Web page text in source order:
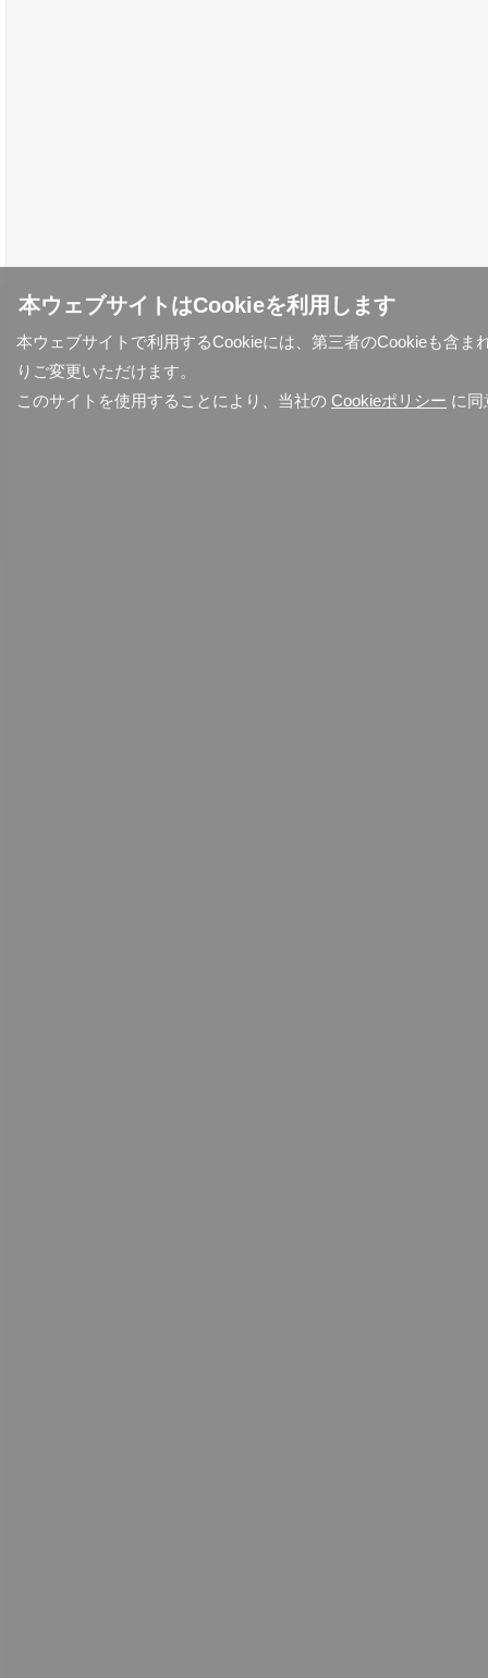
本ウェブサイトはCookieを利用します
本ウェブサイトで利用するCookieには、第三者のCookieも含
りご変更いただけます。
このサイトを使用することにより、当社の Cookieポリシー に